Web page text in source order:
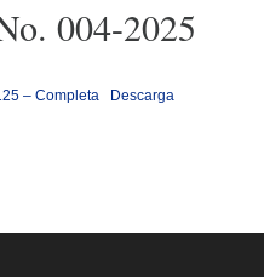
004-2025
– Completa Descarga